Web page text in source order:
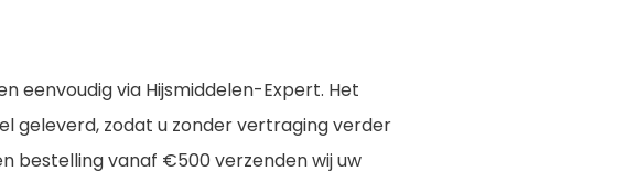
eenvoudig via Hijsmiddelen-Expert. Het
geleverd, zodat u zonder vertraging verder
bestelling vanaf €500 verzenden wij uw